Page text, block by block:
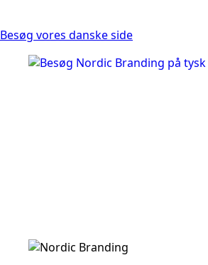
Besøg vores danske side